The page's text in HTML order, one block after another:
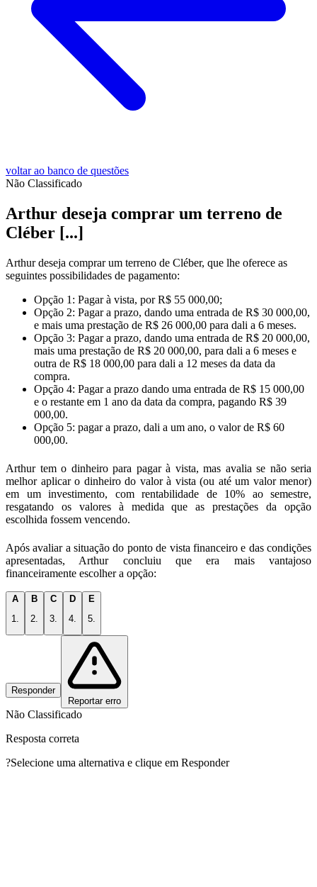
voltar ao banco de questões
Não Classificado
Arthur deseja comprar um terreno de
Cléber [...]
Arthur deseja comprar um terreno de Cléber, que lhe oferece as
seguintes possibilidades de pagamento:
Opção 1: Pagar à vista, por R$ 55 000,00;
Opção 2: Pagar a prazo, dando uma entrada de R$ 30 000,00,
e mais uma prestação de R$ 26 000,00 para dali a 6 meses.
Opção 3: Pagar a prazo, dando uma entrada de R$ 20 000,00,
mais uma prestação de R$ 20 000,00, para dali a 6 meses e
outra de R$ 18 000,00 para dali a 12 meses da data da
compra.
Opção 4: Pagar a prazo dando uma entrada de R$ 15 000,00
e o restante em 1 ano da data da compra, pagando R$ 39
000,00.
Opção 5: pagar a prazo, dali a um ano, o valor de R$ 60
000,00.
Arthur tem o dinheiro para pagar à vista, mas avalia se não seria
melhor aplicar o dinheiro do valor à vista (ou até um valor menor)
em um investimento, com rentabilidade de 10% ao semestre,
resgatando os valores à medida que as prestações da opção
escolhida fossem vencendo.
Após avaliar a situação do ponto de vista financeiro e das condições
apresentadas, Arthur concluiu que era mais vantajoso
financeiramente escolher a opção:
A
1.
B
2.
C
3.
D
4.
E
5.
Responder
Reportar erro
Não Classificado
Resposta correta
?Selecione uma alternativa e clique em Responder